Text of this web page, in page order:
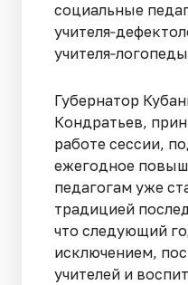
социальные
Губернатор
Кондратьев,
работе сессии,
ежегодное
педагогам уже
традицией
что следующий
исключением,
учителей и